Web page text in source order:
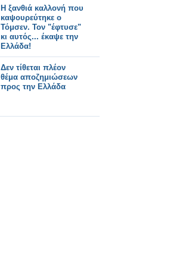
Η ξανθιά καλλονή που
καψουρεύτηκε ο
Τόμσεν. Τον "έφτυσε"
κι αυτός... έκαψε την
Ελλάδα!
Δεν τίθεται πλέον
θέμα αποζημιώσεων
προς την Ελλάδα